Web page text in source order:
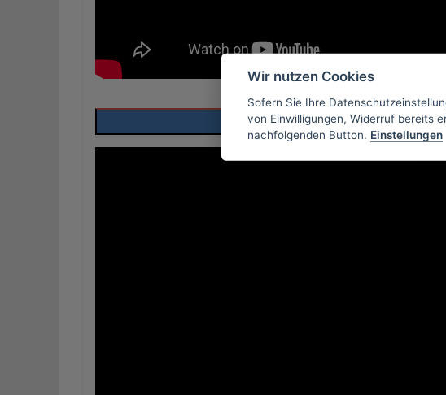
Mehr Infos zu
Wir nutzen Cookies
Sofern Sie Ihre
von Einwilligungen, Widerruf bereits
nachfolgenden Button. Einstellungen